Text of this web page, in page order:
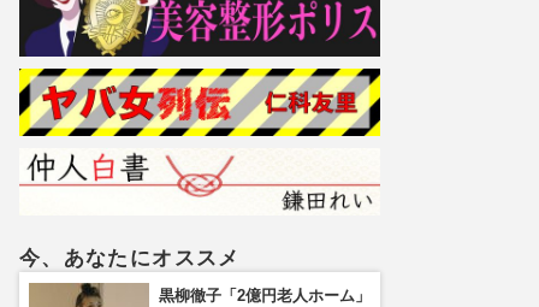
今、あなたにオススメ
黒柳徹子「2億円老人ホーム」